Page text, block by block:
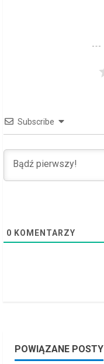
d
i
n
Subscribe
0 KOMENTARZY
POWIĄZANE POSTY